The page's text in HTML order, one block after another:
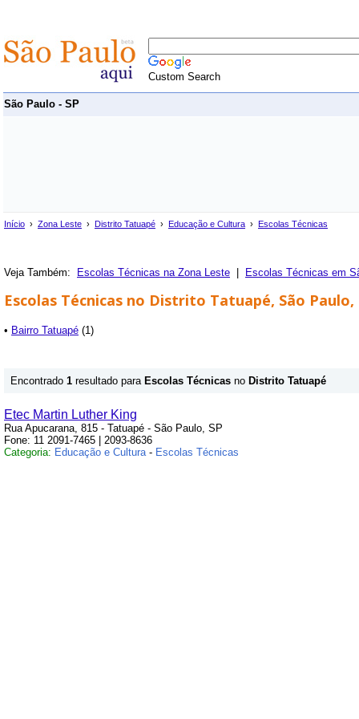
Custom Search
São Paulo - SP
Início › Zona Leste › Distrito Tatuapé › Educação e Cultura › Escolas Técnicas
Veja Também: Escolas Técnicas na Zona Leste Escolas Técnicas em
Escolas Técnicas no Distrito Tatuapé, São Paulo,
• Bairro Tatuapé (1)
Encontrado 1 resultado para Escolas Técnicas no Distrito Tatuapé
Etec Martin Luther King
Rua Apucarana, 815 - Tatuapé - São Paulo, SP
Fone: 11 2091-7465 | 2093-8636
Categoria: Educação e Cultura- Escolas Técnicas